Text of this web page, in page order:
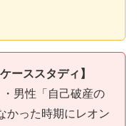
ーススタディ】
男性「自己破産の
かった時期にレオン